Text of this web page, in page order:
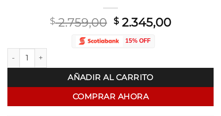
$2.759,00 El
original
$ 2.759,00.
$ 2.345,00El
$
15% OFF
Membrana Asfáltica Sika con Aluminio AP-NC con 4mm de
AÑADIR AL CARRITO
COMPRAR AHORA